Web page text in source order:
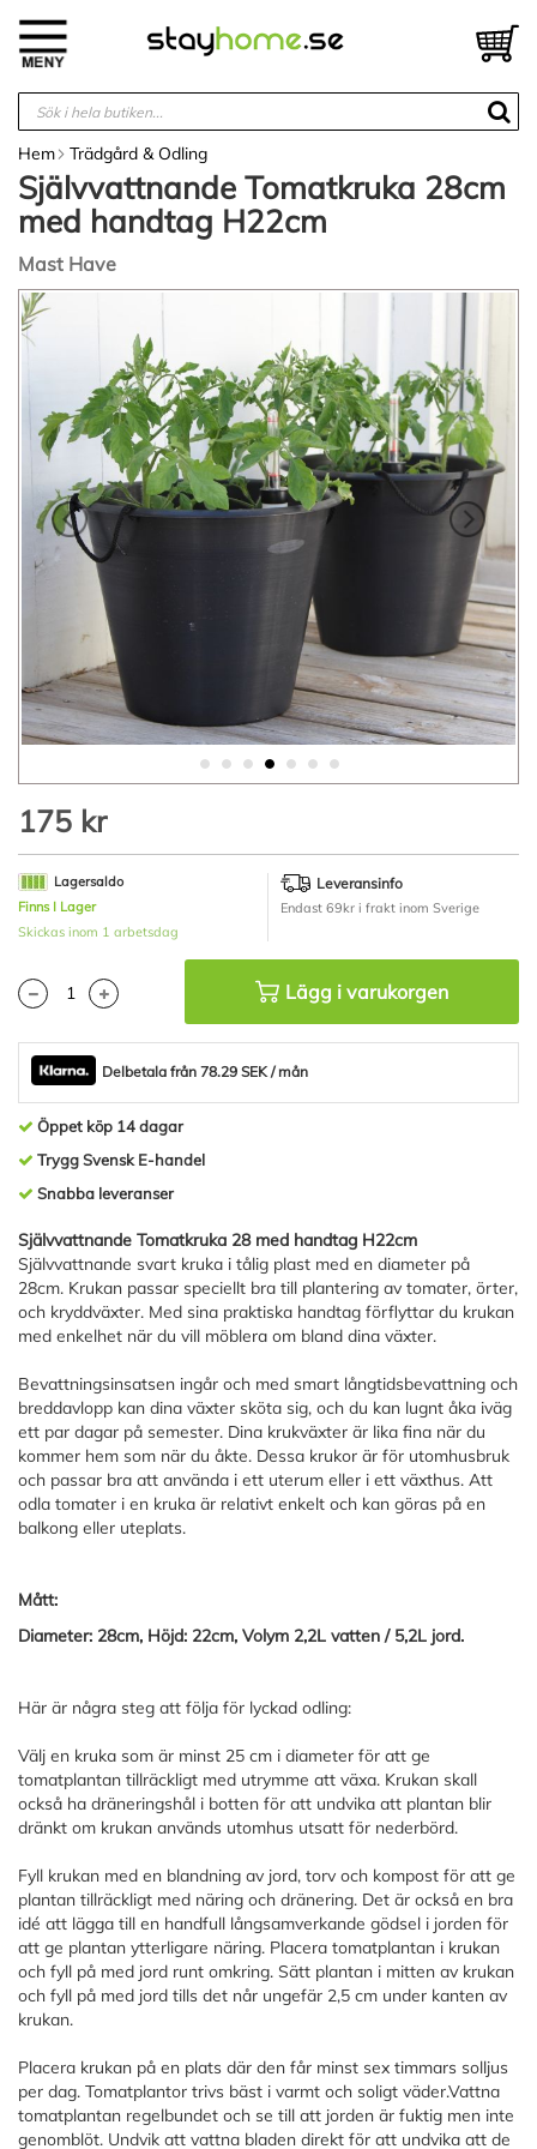
innehållet
Hem Trädgård & Odling
Självvattnande Tomatkruka 28cm
med handtag H22cm
Mast Have
Hoppa
till
slutet
bildgalleriet
till
bildgalleriet
175 kr
Lagersaldo
Finns I Lager
Skickas inom 1 arbetsdag
Leveransinfo
Endast 69kr i frakt inom Sverige
Lägg i varukorgen
Delbetala från 78.29 SEK / mån
Öppet köp 14 dagar
Trygg Svensk E-handel
Snabba leveranser
Självvattnande Tomatkruka 28 med handtag H22cm
Självvattnande svart kruka i tålig plast med en diameter på
28cm. Krukan passar speciellt bra till plantering av tomater, örter,
och kryddväxter. Med sina praktiska handtag förflyttar du krukan
med enkelhet när du vill möblera om bland dina växter.
Bevattningsinsatsen ingår och med smart långtidsbevattning och
breddavlopp kan dina växter sköta sig, och du kan lugnt åka iväg
ett par dagar på semester. Dina krukväxter är lika fina när du
kommer hem som när du åkte. Dessa krukor är för utomhusbruk
och passar bra att använda i ett uterum eller i ett växthus. Att
odla tomater i en kruka är relativt enkelt och kan göras på en
balkong eller uteplats.
Mått:
Diameter: 28cm, Höjd: 22cm, Volym 2,2L vatten / 5,2L jord.
Här är några steg att följa för lyckad odling:
Välj en kruka som är minst 25 cm i diameter för att ge
tomatplantan tillräckligt med utrymme att växa. Krukan skall
också ha dräneringshål i botten för att undvika att plantan blir
dränkt om krukan används utomhus utsatt för nederbörd.
Fyll krukan med en blandning av jord, torv och kompost för att ge
plantan tillräckligt med näring och dränering. Det är också en bra
idé att lägga till en handfull långsamverkande gödsel i jorden för
att ge plantan ytterligare näring. Placera tomatplantan i krukan
och fyll på med jord runt omkring. Sätt plantan i mitten av krukan
och fyll på med jord tills det når ungefär 2,5 cm under kanten av
krukan.
Placera krukan på en plats där den får minst sex timmars solljus
per dag. Tomatplantor trivs bäst i varmt och soligt väder.Vattna
tomatplantan regelbundet och se till att jorden är fuktig men inte
genomblöt. Undvik att vattna bladen direkt för att undvika att de